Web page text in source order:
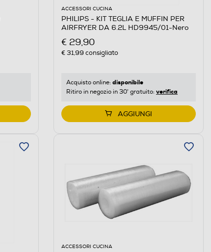
ACCESSORI CUCINA
PHILIPS - KIT TEGLIA E MUFFIN PER
AIRFRYER DA 6.2L HD9945/01-Nero
€ 29,90
€ 31,99 consigliato
Acquisto online: disponibile
Ritiro in negozio in 30' gratuito: verifica
AGGIUNGI
ACCESSORI CUCINA